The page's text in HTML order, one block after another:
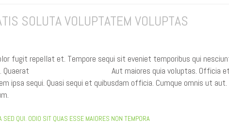
SOLUTA VOLUPTATEM VOLUPTAS
fugit repellat et. Tempore sequi sit eveniet temporibus qui
Quaerat
Aut maiores quia voluptas. Officia
ipsa sequi. Quasi sequi et quibusdam officia. Cumque omnis ut aut.
QUI. ODIO SIT QUAS ESSE MAIORES NON TEMPORA